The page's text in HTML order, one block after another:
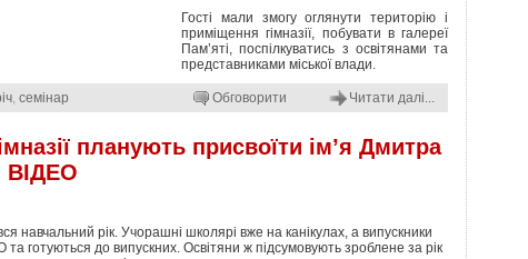
Гості мали змогу оглянути територію і
приміщення гімназії, побувати в галереї
Пам’яті, поспілкуватись з освітянами та
представниками міської влади.
, семінар Обговорити Читати далі...
планують присвоїти ім’я Дмитра
ВІДЕО
навчальний рік. Учорашні школярі вже на канікулах, а випускники
готуються до випускних. Освітяни ж підсумовують зроблене за рік